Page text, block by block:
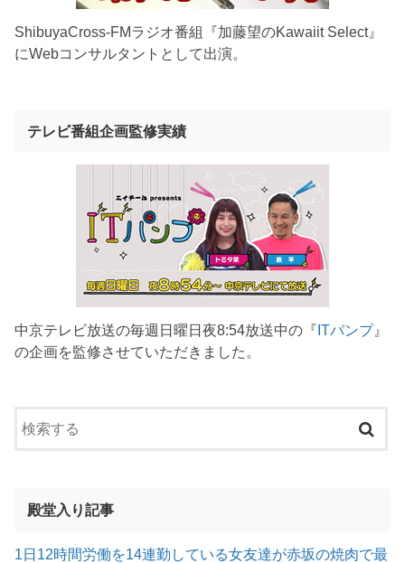
ShibuyaCross-FMラジオ番組『加藤望のKawaiit Select』
にWebコンサルタントとして出演。
テレビ番組企画監修実績
中京テレビ放送の毎週日曜日夜8:54放送中の『ITパンプ』
の企画を監修させていただきました。
殿堂入り記事
1日12時間労働を14連勤している女友達が赤坂の焼肉で最